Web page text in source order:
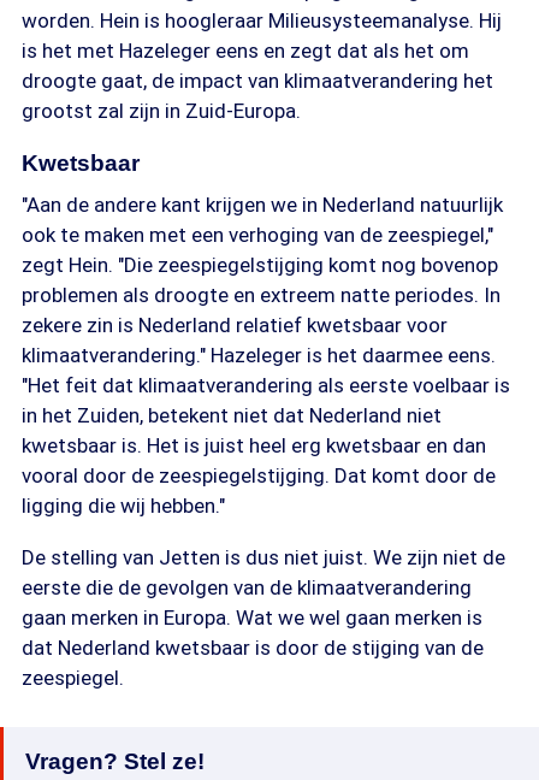
worden. Hein is hoogleraar Milieusysteemanalyse. Hij
is het met Hazeleger eens en zegt dat als het om
droogte gaat, de impact van klimaatverandering het
grootst zal zijn in Zuid-Europa.
Kwetsbaar
"Aan de andere kant krijgen we in Nederland natuurlijk
ook te maken met een verhoging van de zeespiegel,"
zegt Hein. "Die zeespiegelstijging komt nog bovenop
problemen als droogte en extreem natte periodes. In
zekere zin is Nederland relatief kwetsbaar voor
klimaatverandering." Hazeleger is het daarmee eens.
"Het feit dat klimaatverandering als eerste voelbaar is
in het Zuiden, betekent niet dat Nederland niet
kwetsbaar is. Het is juist heel erg kwetsbaar en dan
vooral door de zeespiegelstijging. Dat komt door de
ligging die wij hebben."
De stelling van Jetten is dus niet juist. We zijn niet de
eerste die de gevolgen van de klimaatverandering
gaan merken in Europa. Wat we wel gaan merken is
dat Nederland kwetsbaar is door de stijging van de
zeespiegel.
Vragen? Stel ze!